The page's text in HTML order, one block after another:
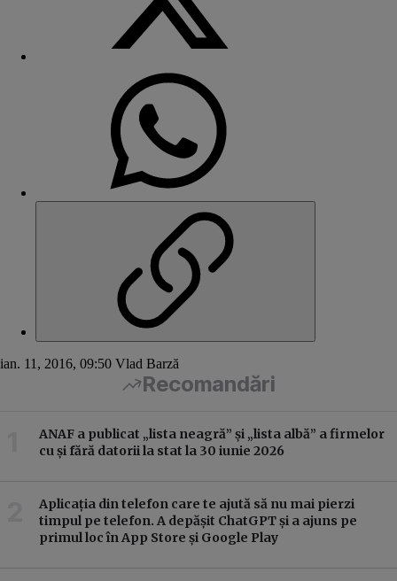
ian. 11, 2016, 09:50 Vlad Barză
Recomandări
ANAF a publicat „lista neagră” și „lista albă” a firmelor
cu și fără datorii la stat la 30 iunie 2026
Aplicația din telefon care te ajută să nu mai pierzi
timpul pe telefon. A depășit ChatGPT și a ajuns pe
primul loc în App Store și Google Play